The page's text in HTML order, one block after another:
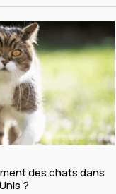
des chats dans
?